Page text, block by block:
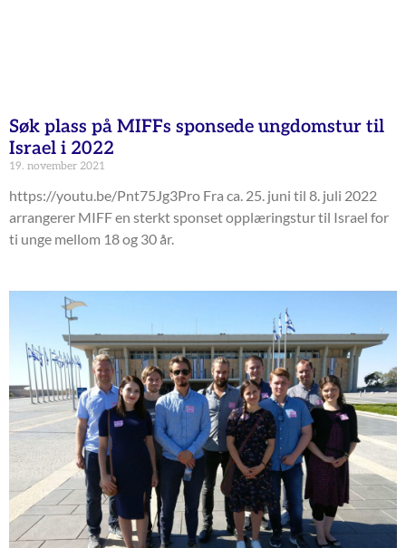
Søk plass på MIFFs sponsede ungdomstur til
Israel i 2022
19. november 2021
https://youtu.be/Pnt75Jg3Pro Fra ca. 25. juni til 8. juli 2022
arrangerer MIFF en sterkt sponset opplæringstur til Israel for
ti unge mellom 18 og 30 år.